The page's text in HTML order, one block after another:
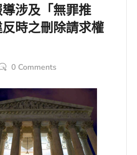
涉及「無罪推
時之刪除請求權
0 Comments